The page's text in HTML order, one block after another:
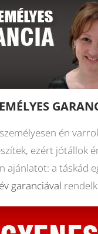
én
ezért jótállok
ajánlatot: a táskád
garanciával